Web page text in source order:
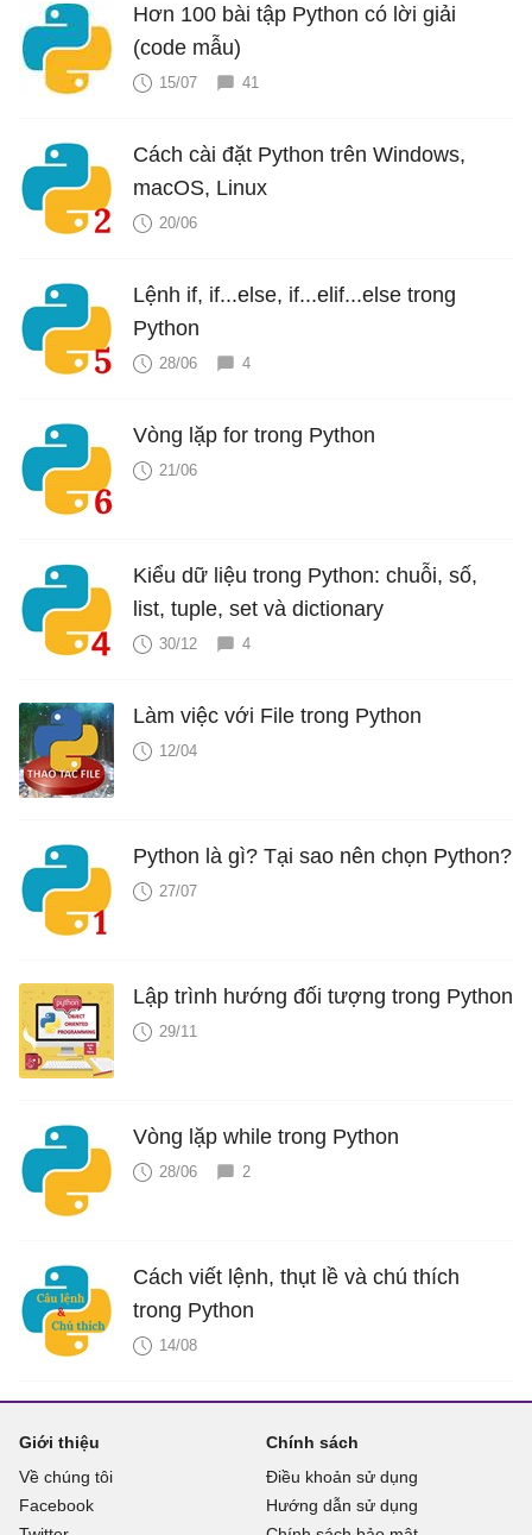
Hơn 100 bài tập Python có lời giải
(code mẫu)
15/07 41
Cách cài đặt Python trên Windows,
macOS, Linux
20/06
Lệnh if, if...else, if...elif...else trong
Python
28/06 4
Vòng lặp for trong Python
21/06
Kiểu dữ liệu trong Python: chuỗi, số,
list, tuple, set và dictionary
30/12 4
Làm việc với File trong Python
12/04
Python là gì? Tại sao nên chọn Python?
27/07
Lập trình hướng đối tượng trong Python
29/11
Vòng lặp while trong Python
28/06 2
Cách viết lệnh, thụt lề và chú thích
trong Python
14/08
Giới thiệu
Về chúng tôi
Facebook
Chính sách
Điều khoản sử dụng
Hướng dẫn sử dụng